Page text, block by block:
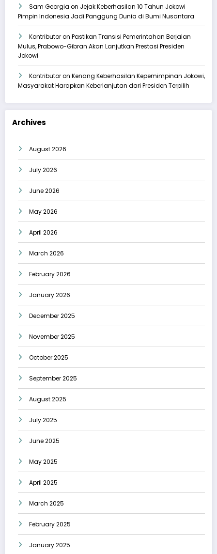
Sam Georgia on Jejak Keberhasilan 10 Tahun Jokowi
Pimpin Indonesia Jadi Panggung Dunia di Bumi Nusantara
Kontributoron Pastikan Transisi Pemerintahan Berjalan
Mulus, Prabowo-Gibran Akan Lanjutkan Prestasi Presiden
Jokowi
Kontributoron Kenang Keberhasilan Kepemimpinan Jokowi,
Masyarakat Harapkan Keberlanjutan dari Presiden Terpilih
Archives
August 2026
July 2026
June 2026
May 2026
April 2026
March 2026
February 2026
January 2026
December 2025
November 2025
October 2025
September 2025
August 2025
July 2025
June 2025
May 2025
April 2025
March 2025
February 2025
January 2025